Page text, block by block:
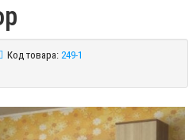
Код товара: 249-1